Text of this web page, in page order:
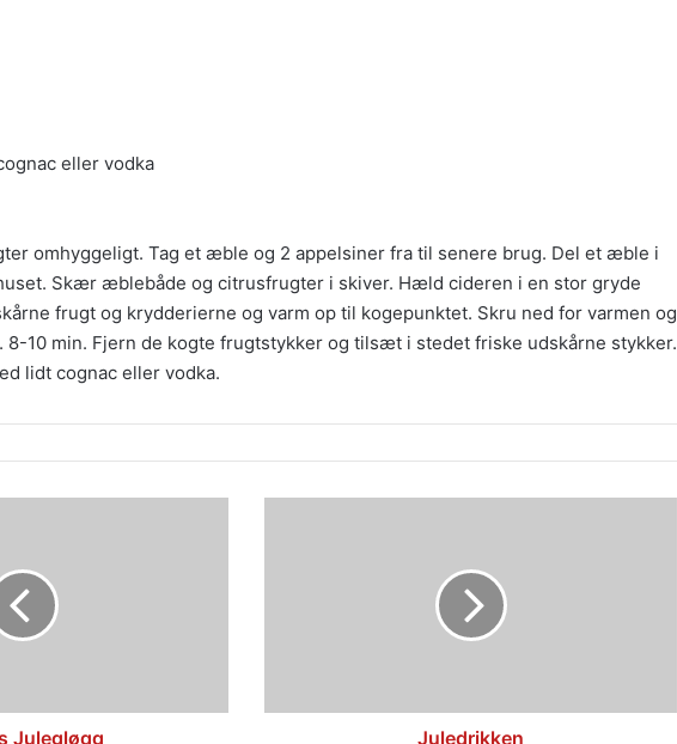
eller vodka
omhyggeligt. Tag et æble og 2 appelsiner fra til senere brug. Del et æble i
Skær æblebåde og citrusfrugter i skiver. Hæld cideren i en stor gryde
frugt og krydderierne og varm op til kogepunktet. Skru ned for varmen og
8-10 min. Fjern de kogte frugtstykker og tilsæt i stedet friske udskårne stykker.
lidt cognac eller vodka.
Julegløgg Juledrikken